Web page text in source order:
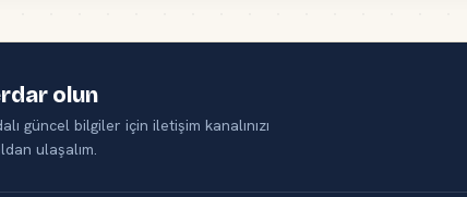
olun
güncel bilgiler için iletişim kanalınızı
ulaşalım.